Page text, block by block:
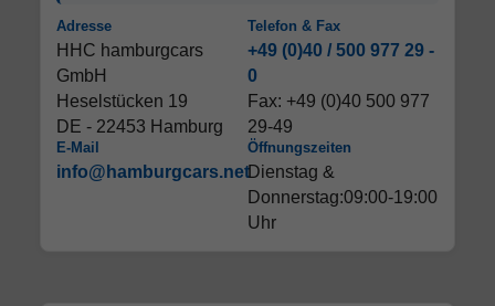
Adresse
HHC hamburgcars
GmbH
Heselstücken 19
DE - 22453 Hamburg
Telefon & Fax
+49 (0)40 / 500 977 29 -
0
Fax: +49 (0)40 500 977
29-49
E-Mail
info@hamburgcars.net
Öffnungszeiten
Dienstag &
Donnerstag:09:00-19:00
Uhr